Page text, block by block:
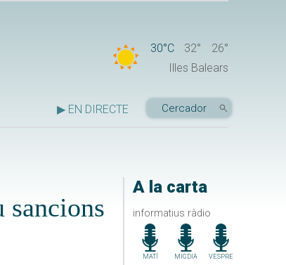
30°C 32°
26°
Illes Balears
▶ EN DIRECTE
A la carta
informatius ràdio
MATÍ MIGDIA VESPRE